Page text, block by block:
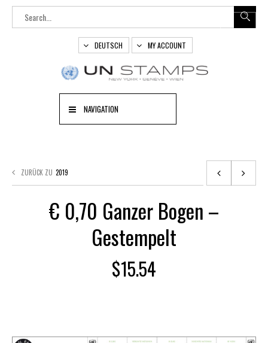
DEUTSCH MY ACCOUNT
NAVIGATION
ZURÜCK ZU 2019
€ 0,70 Ganzer Bogen –
Gestempelt
$15.54